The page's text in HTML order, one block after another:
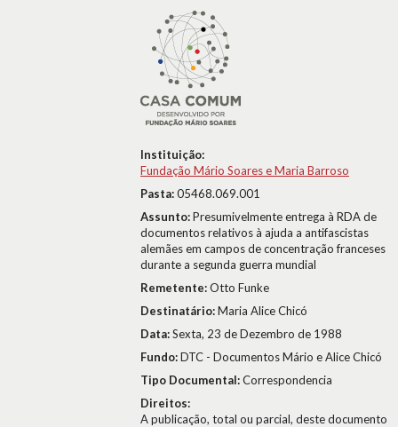
Instituição:
Fundação Mário Soares e Maria Barroso
Pasta:05468.069.001
Assunto:Presumivelmente entrega à RDA de
documentos relativos à ajuda a antifascistas
alemães em campos de concentração franceses
durante a segunda guerra mundial
Remetente:Otto Funke
Destinatário:Maria Alice Chicó
Data:Sexta, 23 de Dezembro de 1988
Fundo:DTC - Documentos Mário e Alice Chicó
Tipo Documental:Correspondencia
Direitos:
A publicação, total ou parcial, deste documento